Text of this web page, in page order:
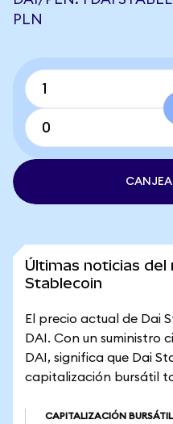
PLN
Últimas noticias del
Stablecoin
El precio actual de Dai
DAI. Con un suministro
DAI, significa que Dai
capitalización bursátil
CAPITALIZACIÓN BURSÁTIL